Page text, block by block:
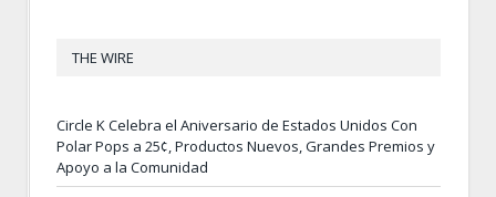
THE WIRE
Circle K Celebra el Aniversario de Estados Unidos Con
Polar Pops a 25¢, Productos Nuevos, Grandes Premios y
Apoyo a la Comunidad